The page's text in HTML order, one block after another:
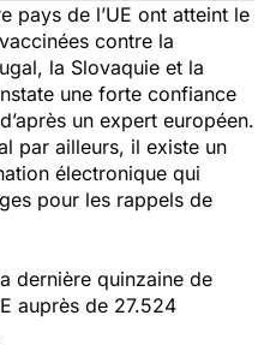
pays de l’UE ont atteint le
contre la
la Slovaquie et la
une forte confiance
un expert européen.
par ailleurs, il existe un
électronique qui
pour les rappels de
dernière quinzaine de
auprès de 27.524